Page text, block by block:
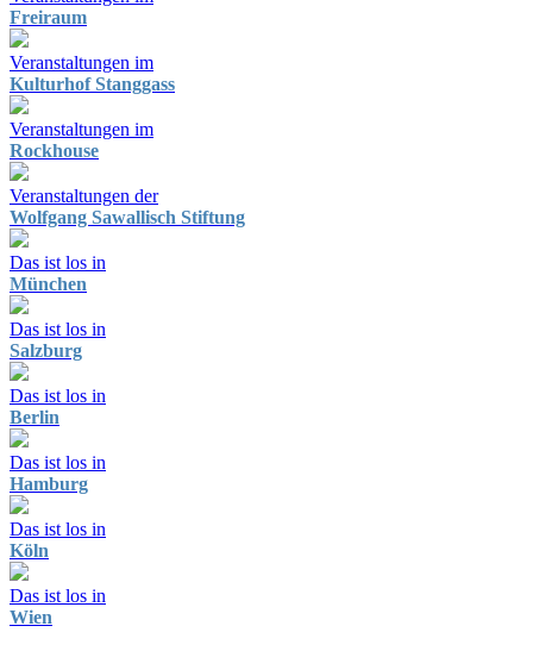
Freiraum
Veranstaltungen im
Kulturhof Stanggass
Veranstaltungen im
Rockhouse
Veranstaltungen der
Wolfgang Sawallisch Stiftung
Das ist los in
München
Das ist los in
Salzburg
Das ist los in
Berlin
Das ist los in
Hamburg
Das ist los in
Köln
Das ist los in
Wien